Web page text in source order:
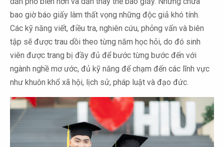
bao giờ báo giấy làm thất vọng những độc giả khó tính.
Các kỹ năng viết, điều tra, nghiên cứu, phỏng vấn và biên
tập sẽ được trau dồi theo từng năm học hỏi, do đó sinh
viên được trang bị đầy đủ để bước từng bước đến với
ngành nghề mơ ước, đủ kỹ năng để chạm đến các lĩnh vực
như khuôn khổ xã hội, lịch sử, pháp luật và đạo đức.